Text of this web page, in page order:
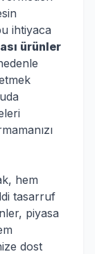
ihtiyaca
ürünler
hem
tasarruf
piyasa
dost